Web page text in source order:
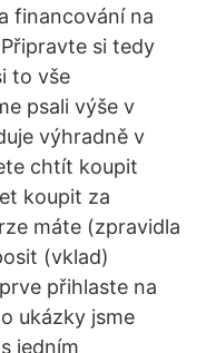
financování na
si tedy
to vše
psali výše v
výhradně v
chtít koupit
koupit za
máte (zpravidla
(vklad)
přihlaste na
ukázky jsme
jedním